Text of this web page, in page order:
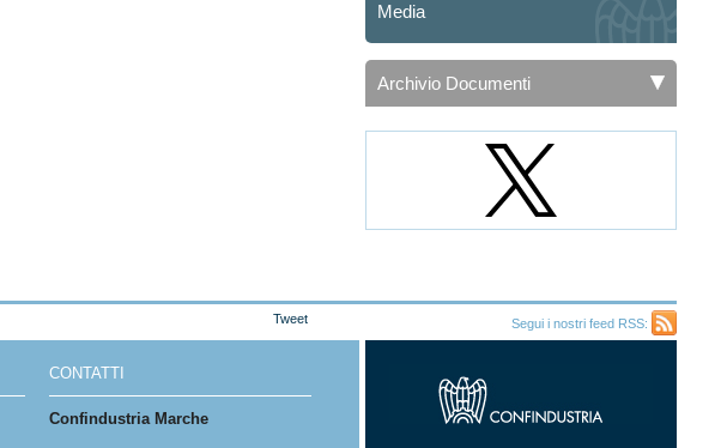
Media
Archivio Documenti
Segui i nostri feed RSS:
Feed
Tweet
CONTATTI
Confindustria Marche